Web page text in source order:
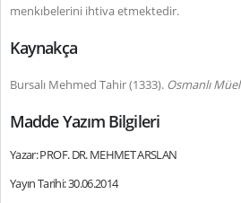
menkıbelerini ihtiva etmektedir.
Kaynakça
Bursalı Mehmed Tahir (1333). Osmanlı
Madde Yazım Bilgileri
Yazar: PROF. DR. MEHMET ARSLAN
Yayın Tarihi: 30.06.2014